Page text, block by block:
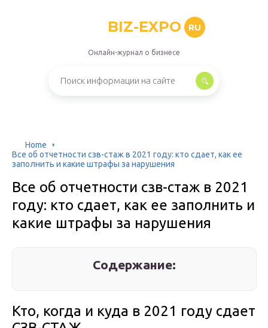
BIZ-EXPO RU
Онлайн-журнал о бизнесе
Home
Все об отчетности сзв-стаж в 2021 году: кто сдает, как ее
заполнить и какие штрафы за нарушения
Все об отчетности сзв-стаж в 2021
году: кто сдает, как ее заполнить и
какие штрафы за нарушения
Содержание:
Кто, когда и куда в 2021 году сдает